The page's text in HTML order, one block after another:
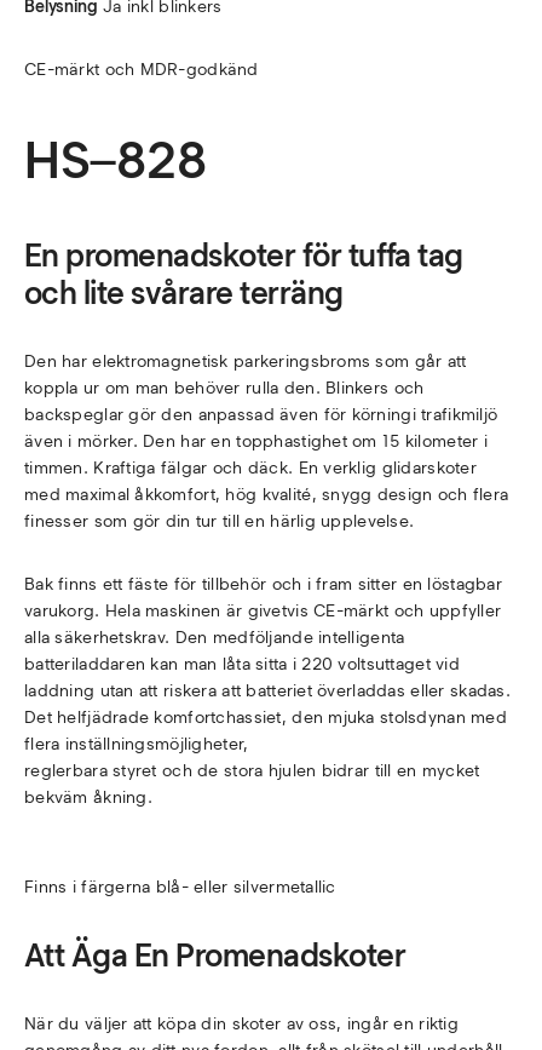
Belysning Ja inkl blinkers
CE-märkt och MDR-godkänd
HS–828
En promenadskoter för tuffa tag
och lite svårare terräng
Den har elektromagnetisk parkeringsbroms som går att
koppla ur om man behöver rulla den. Blinkers och
backspeglar gör den anpassad även för körningi trafikmiljö
även i mörker. Den har en topphastighet om 15 kilometer i
timmen. Kraftiga fälgar och däck. En verklig glidarskoter
med maximal åkkomfort, hög kvalité, snygg design och flera
finesser som gör din tur till en härlig upplevelse.
Bak finns ett fäste för tillbehör och i fram sitter en löstagbar
varukorg. Hela maskinen är givetvis CE-märkt och uppfyller
alla säkerhetskrav. Den medföljande intelligenta
batteriladdaren kan man låta sitta i 220 voltsuttaget vid
laddning utan att riskera att batteriet överladdas eller skadas.
Det helfjädrade komfortchassiet, den mjuka stolsdynan med
flera inställningsmöjligheter,
reglerbara styret och de stora hjulen bidrar till en mycket
bekväm åkning.
Finns i färgerna blå- eller silvermetallic
Att Äga En Promenadskoter
När du väljer att köpa din skoter av oss, ingår en riktig